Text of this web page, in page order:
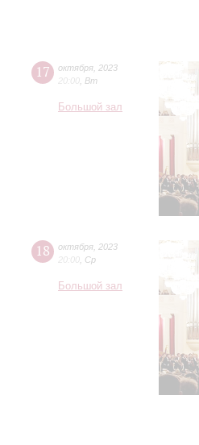
17 октября 2023
20:00 Вт
Большой зал
18 октября 2023
20:00 Ср
Большой зал